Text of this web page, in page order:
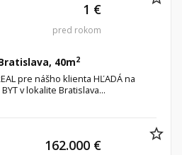
40m2
pre nášho klienta HĽADÁ na
v lokalite Bratislava...
1 €
pred rokom
162.000 €